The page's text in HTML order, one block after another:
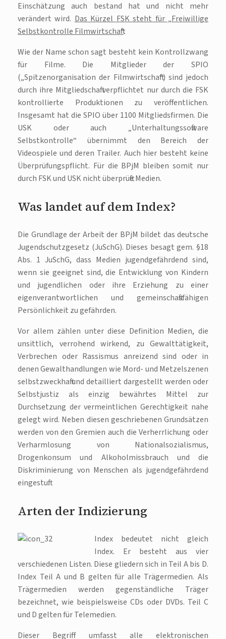
Einschätzung auch bestand hat und nicht mehr
verändert wird. Das Kürzel FSK steht für „Freiwillige
Selbstkontrolle Filmwirtschaft“.
Wie der Name schon sagt besteht kein Kontrollzwang
für Filme. Die Mitglieder der SPIO
(„Spitzenorganisation der Filmwirtschaft“) sind jedoch
durch ihre Mitgliedschaft verpflichtet nur durch die FSK
kontrollierte Produktionen zu veröffentlichen.
Insgesamt hat die SPIO über 1100 Mitgliedsfirmen. Die
USK oder auch „Unterhaltungssoftware
Selbstkontrolle“ übernimmt den Bereich der
Videospiele und deren Trailer. Auch hier besteht keine
Überprüfungspflicht. Für die BPjM bleiben somit nur
durch FSK und USK nicht überprüfte Medien.
Was landet auf dem Index?
Die Grundlage der Arbeit der BPjM bildet das deutsche
Jugendschutzgesetz (JuSchG). Dieses besagt gem. §18
Abs. 1 JuSchG, dass Medien jugendgefährdend sind,
wenn sie geeignet sind, die Entwicklung von Kindern
und jugendlichen oder ihre Erziehung zu einer
eigenverantwortlichen und gemeinschaftsfähigen
Persönlichkeit zu gefährden.
Vor allem zählen unter diese Definition Medien, die
unsittlich, verrohend wirkend, zu Gewalttätigkeit,
Verbrechen oder Rassismus anreizend sind oder in
denen Gewalthandlungen wie Mord- und Metzelszenen
selbstzweckhaft und detailliert dargestellt werden oder
Selbstjustiz als einzig bewährtes Mittel zur
Durchsetzung der vermeintlichen Gerechtigkeit nahe
gelegt wird. Neben diesen geschriebenen Grundsätzen
werden von den Gremien auch die Verherrlichung oder
Verharmlosung von Nationalsozialismus,
Drogenkonsum und Alkoholmissbrauch und die
Diskriminierung von Menschen als jugendgefährdend
eingestuft.
Arten der Indizierung
Index bedeutet nicht gleich
Index. Er besteht aus vier
verschiedenen Listen. Diese gliedern sich in Teil A bis D.
Index Teil A und B gelten für alle Trägermedien. Als
Trägermedien werden gegenständliche Träger
bezeichnet, wie beispielsweise CDs oder DVDs. Teil C
und D gelten für Telemedien.
Dieser Begriff umfasst alle elektronischen